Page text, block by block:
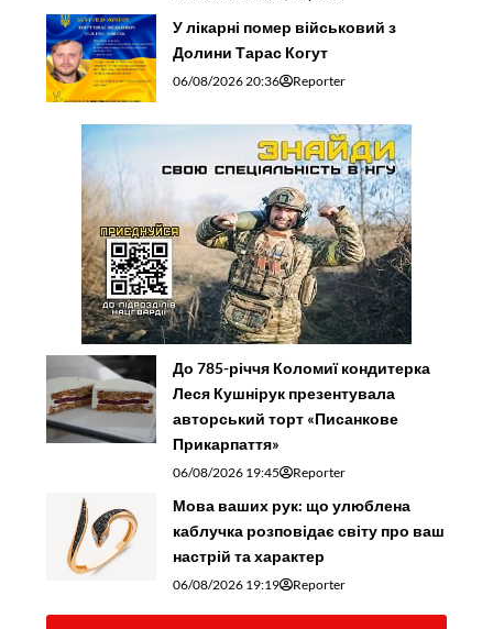
У лікарні помер військовий з
Долини Тарас Когут
06/08/2026 20:36 Reporter
До 785-річчя Коломиї кондитерка
Леся Кушнірук презентувала
авторський торт «Писанкове
Прикарпаття»
06/08/2026 19:45 Reporter
Мова ваших рук: що улюблена
каблучка розповідає світу про ваш
настрій та характер
06/08/2026 19:19 Reporter